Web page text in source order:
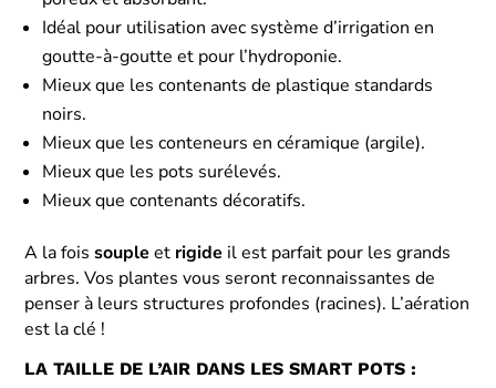
Idéal pour utilisation avec système d’irrigation en
goutte-à-goutte et pour l’hydroponie.
Mieux que les contenants de plastique standards
noirs.
Mieux que les conteneurs en céramique (argile).
Mieux que les pots surélevés.
Mieux que contenants décoratifs.
A la foissouple et rigide il est parfait pour les grands
arbres. Vos plantes vous seront reconnaissantes de
penser à leurs structures profondes (racines). L’aération
est la clé !
LA TAILLE DE L’AIR DANS LES SMART POTS :